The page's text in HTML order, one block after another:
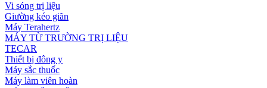
Vi sóng trị liệu
Giường kéo giãn
Máy Terahertz
MÁY TỪ TRƯỜNG TRỊ LIỆU
TECAR
Thiết bị đông y
Máy sắc thuốc
Máy làm viên hoàn